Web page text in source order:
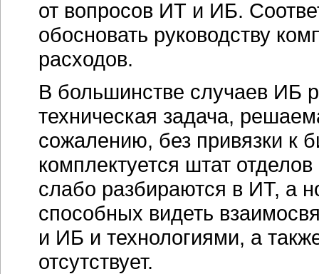
от вопросов ИТ и ИБ.
обосновать руководству
расходов.
В большинстве случаев ИБ
техническая задача,
сожалению, без привязки к
комплектуется штат
слабо разбираются в ИТ, а
способных видеть
и ИБ и технологиями, а
отсутствует.